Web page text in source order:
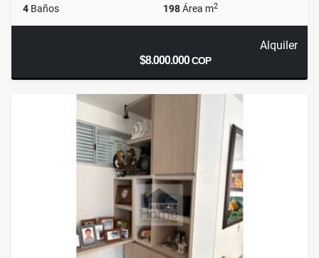
4 Baños 198Área m2
Alquiler
$8.000.000COP